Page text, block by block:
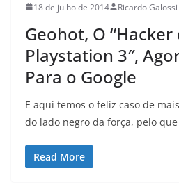
18 de julho de 2014 Ricardo Galossi
Geohot, O “Hacker
Playstation 3″,
Para o Google
E aqui temos o feliz caso de
do lado negro da força, pelo
Read More